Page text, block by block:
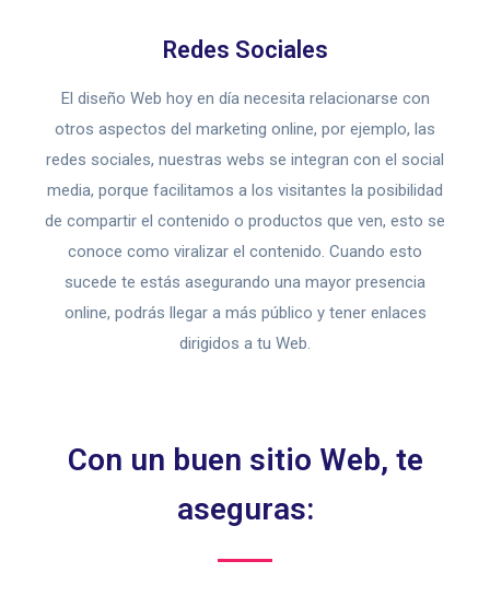
Redes Sociales
El diseño Web hoy en día necesita relacionarse con
otros aspectos del marketing online, por ejemplo, las
redes sociales, nuestras webs se integran con el social
media, porque facilitamos a los visitantes la posibilidad
de compartir el contenido o productos que ven, esto se
conoce como viralizar el contenido. Cuando esto
sucede te estás asegurando una mayor presencia
online, podrás llegar a más público y tener enlaces
dirigidos a tu Web.
Con un buen sitio Web, te
aseguras: